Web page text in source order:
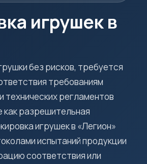
игрушек в
без рисков, требуется
требованиям
технических регламентов
разрешительная
игрушек в «Легион»
испытаний продукции
соответствия или